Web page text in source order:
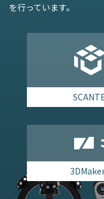
を行っています。